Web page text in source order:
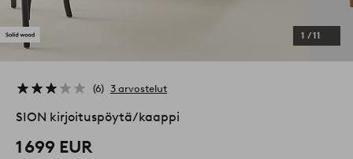
1 /11
6 3 arvostelut
SION kirjoituspöytä/kaappi
1 699 EUR